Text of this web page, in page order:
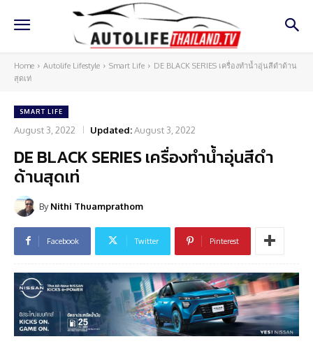
Home Autolife Lifestyle Smart Life
DE BLACK SERIES เครื่องทำน้ำอุ่นสีดำด้าน
สุดเท่
SMART LIFE
August 3, 2022 Updated:August 3, 2022
DE BLACK SERIES เครื่องทำน้ำอุ่นสีดำ
ด้านสุดเท่
By Nithi Thuamprathom
Facebook Twitter Pinterest